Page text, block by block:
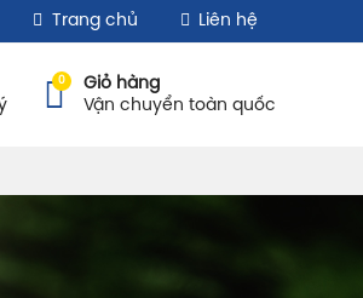
Trang chủ Liên hệ
0
Giỏ hàng
Vận chuyển toàn quốc